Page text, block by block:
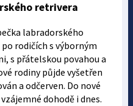
retrivera
labradorského
rodičích s výborným
s přátelskou povahou a
rodiny půjde vyšetřen
a odčerven. Do nové
dohodě i dnes.